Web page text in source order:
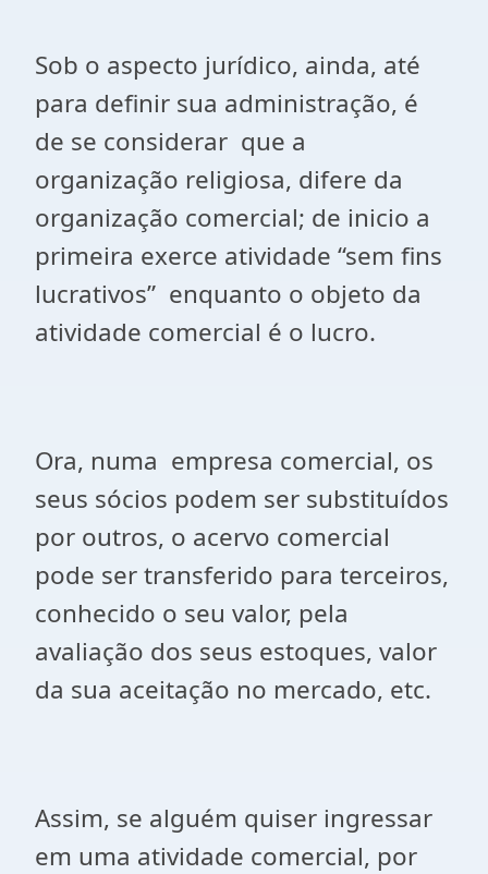
Sob o aspecto jurídico, ainda, até
para definir sua administração, é
de se considerar que a
organização religiosa, difere da
organização comercial; de inicio a
primeira exerce atividade “sem fins
lucrativos” enquanto o objeto da
atividade comercial é o lucro.
Ora, numa empresa comercial, os
seus sócios podem ser substituídos
por outros, o acervo comercial
pode ser transferido para terceiros,
conhecido o seu valor, pela
avaliação dos seus estoques, valor
da sua aceitação no mercado, etc.
Assim, se alguém quiser ingressar
em uma atividade comercial, por